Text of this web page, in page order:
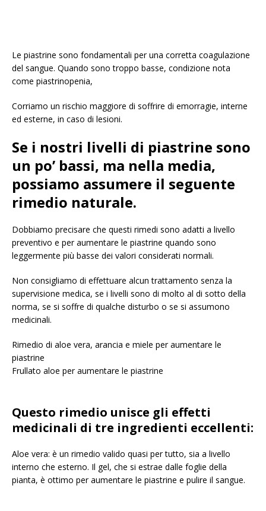
Le piastrine sono fondamentali per una corretta coagulazione
del sangue. Quando sono troppo basse, condizione nota
come piastrinopenia,
Corriamo un rischio maggiore di soffrire di emorragie, interne
ed esterne, in caso di lesioni.
Se i nostri livelli di piastrine sono
un po’ bassi, ma nella media,
possiamo assumere il seguente
rimedio naturale.
Dobbiamo precisare che questi rimedi sono adatti a livello
preventivo e per aumentare le piastrine quando sono
leggermente più basse dei valori considerati normali.
Non consigliamo di effettuare alcun trattamento senza la
supervisione medica, se i livelli sono di molto al di sotto della
norma, se si soffre di qualche disturbo o se si assumono
medicinali.
Rimedio di aloe vera, arancia e miele per aumentare le
piastrine
Frullato aloe per aumentare le piastrine
Questo rimedio unisce gli effetti
medicinali di tre ingredienti eccellenti:
Aloe vera: è un rimedio valido quasi per tutto, sia a livello
interno che esterno. Il gel, che si estrae dalle foglie della
pianta, è ottimo per aumentare le piastrine e pulire il sangue.